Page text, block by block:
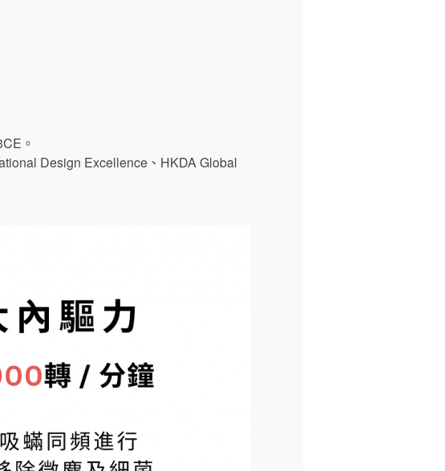
。
Design Excellence、HKDA Global